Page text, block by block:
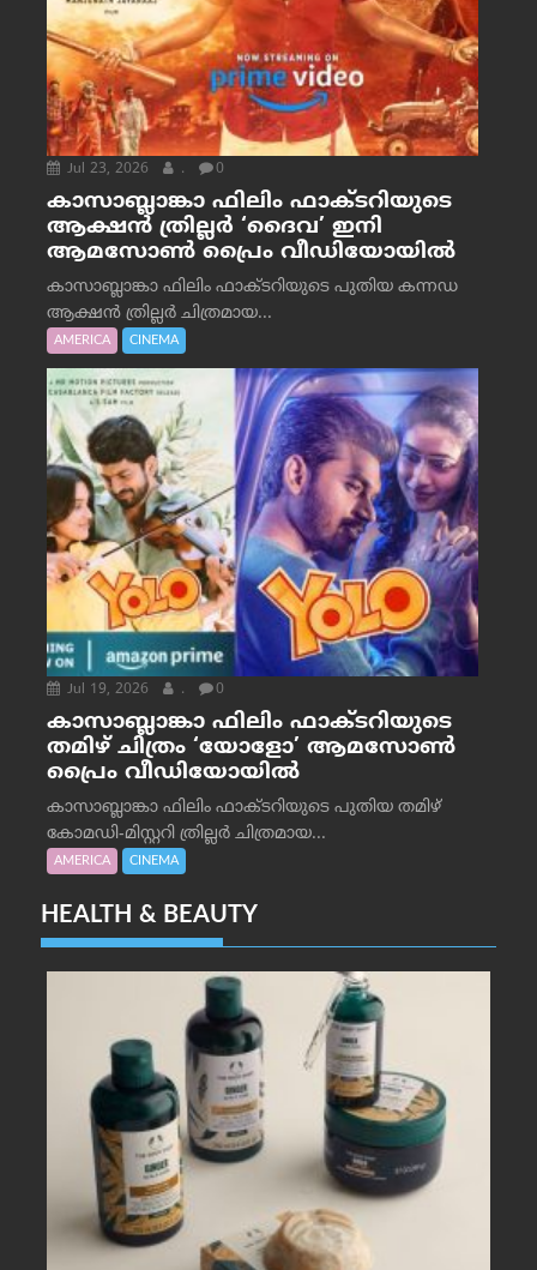
Jul 23, 2026 . 0
കാസാബ്ലാങ്കാ ഫിലിം ഫാക്ടറിയുടെ
ആക്ഷൻ ത്രില്ലർ ‘ദൈവ’ ഇനി
ആമസോൺ പ്രൈം വീഡിയോയിൽ
കാസാബ്ലാങ്കാ ഫിലിം ഫാക്ടറിയുടെ പുതിയ കന്നഡ
ആക്ഷൻ ത്രില്ലർ ചിത്രമായ...
AMERICA CINEMA
Jul 19, 2026 . 0
കാസാബ്ലാങ്കാ ഫിലിം ഫാക്ടറിയുടെ
തമിഴ് ചിത്രം ‘യോളോ’ ആമസോൺ
പ്രൈം വീഡിയോയിൽ
കാസാബ്ലാങ്കാ ഫിലിം ഫാക്ടറിയുടെ പുതിയ തമിഴ്
കോമഡി-മിസ്റ്ററി ത്രില്ലർ ചിത്രമായ...
AMERICA CINEMA
HEALTH & BEAUTY